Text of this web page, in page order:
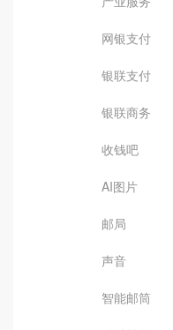
网银支付
银联支付
银联商务
收钱吧
AI图片
邮局
声音
智能邮筒